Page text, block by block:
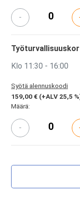
-
Klo 11:30 - 16:00
Syötä alennuskoodi
159,00 € (+ALV 25,5
Määrä:
-